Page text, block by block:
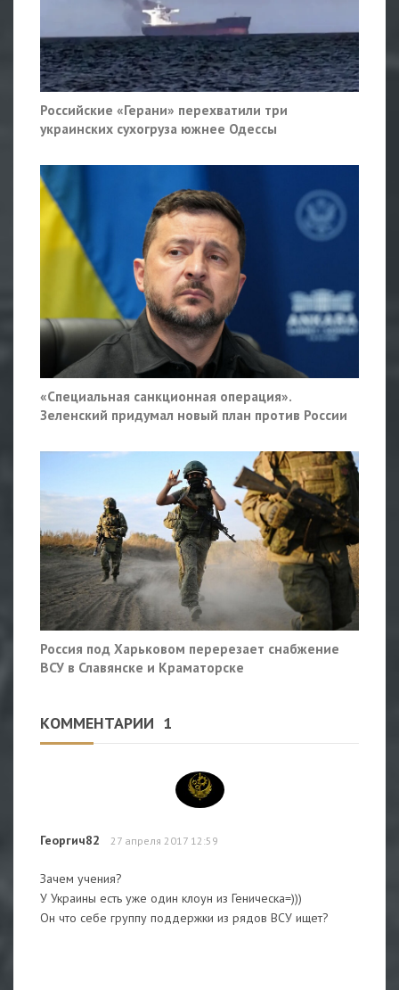
Российские «Герани» перехватили три
украинских сухогруза южнее Одессы
«Специальная санкционная операция».
Зеленский придумал новый план против России
Россия под Харьковом перерезает снабжение
ВСУ в Славянске и Краматорске
КОММЕНТАРИИ 1
Георгич82 27 апреля 2017 12:59
Зачем учения?
У Украины есть уже один клоун из Геническа=)))
Он что себе группу поддержки из рядов ВСУ ищет?